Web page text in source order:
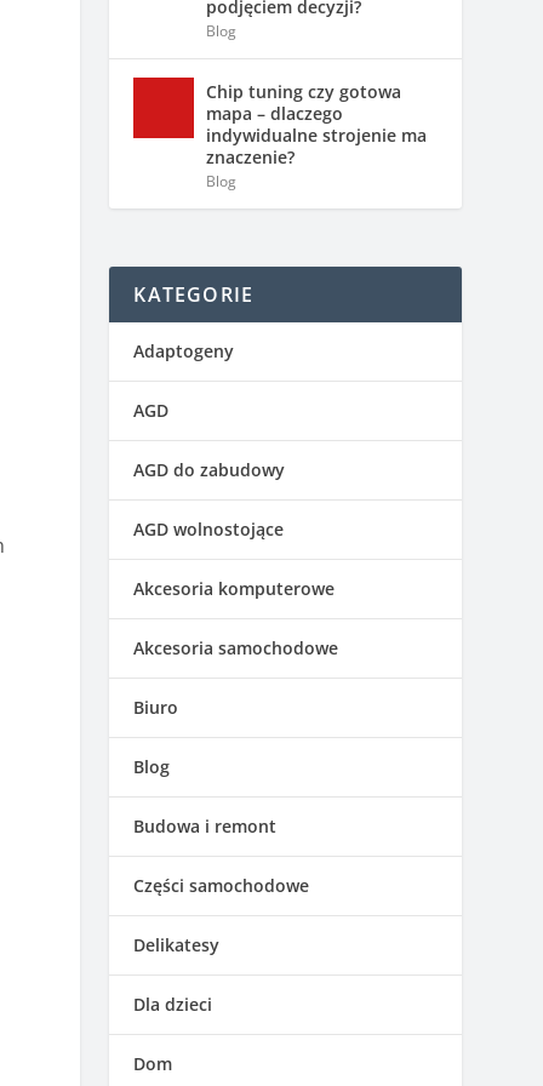
podjęciem decyzji?
Blog
Chip tuning czy gotowa
mapa – dlaczego
indywidualne strojenie ma
znaczenie?
Blog
KATEGORIE
Adaptogeny
AGD
AGD do zabudowy
AGD wolnostojące
Akcesoria komputerowe
Akcesoria samochodowe
Biuro
Blog
Budowa i remont
Części samochodowe
Delikatesy
Dla dzieci
Dom